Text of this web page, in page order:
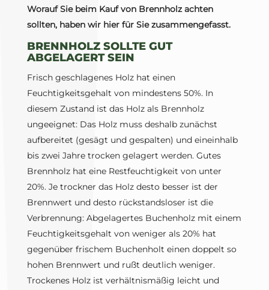
Worauf Sie beim Kauf von Brennholz achten
sollten, haben wir hier für Sie zusammengefasst.
BRENNHOLZ SOLLTE GUT
ABGELAGERT SEIN
Frisch geschlagenes Holz hat einen
Feuchtigkeitsgehalt von mindestens 50%. In
diesem Zustand ist das Holz als Brennholz
ungeeignet: Das Holz muss deshalb zunächst
aufbereitet (gesägt und gespalten) und eineinhalb
bis zwei Jahre trocken gelagert werden. Gutes
Brennholz hat eine Restfeuchtigkeit von unter
20%. Je trockner das Holz desto besser ist der
Brennwert und desto rückstandsloser ist die
Verbrennung: Abgelagertes Buchenholz mit einem
Feuchtigkeitsgehalt von weniger als 20% hat
gegenüber frischem Buchenholt einen doppelt so
hohen Brennwert und rußt deutlich weniger.
Trockenes Holz ist verhältnismäßig leicht und